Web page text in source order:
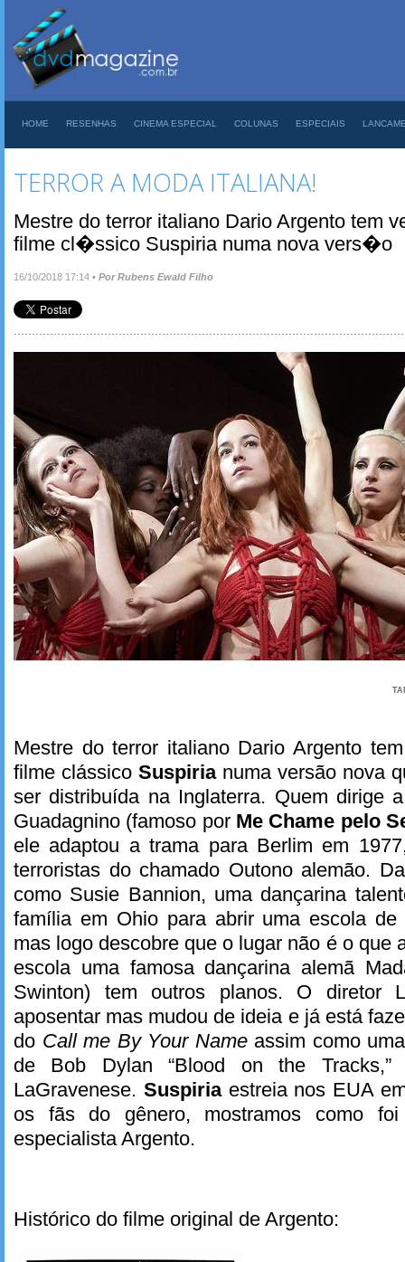
HOME RESENHAS CINEMA ESPECIAL COLUNAS ESPECIAIS
TERROR A MODA ITALIANA!
Mestre do terror italiano Dario Argento tem
filme cl�ssico Suspiria numa nova vers�o
16/10/2018 17:14 • Por Rubens Ewald Filho
Mestre do terror italiano Dario Argento
filme clássico Suspirianuma versão nova
ser distribuída na Inglaterra. Quem dirige
Guadagnino (famoso por Me Chame pelo
ele adaptou a trama para Berlim em
terroristas do chamado Outono alemão.
como Susie Bannion, uma dançarina
família em Ohio para abrir uma escola de
mas logo descobre que o lugar não é o que
escola uma famosa dançarina alemã
Swinton) tem outros planos. O diretor
aposentar mas mudou de ideia e já está
do Call me By Your Nameassim como
de Bob Dylan “Blood on the Tracks,”
LaGravenese. Suspiriaestreia nos EUA
os fãs do gênero, mostramos como
especialista Argento.
Histórico do filme original de Argento: